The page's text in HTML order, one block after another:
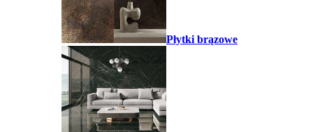
Płytki brązowe